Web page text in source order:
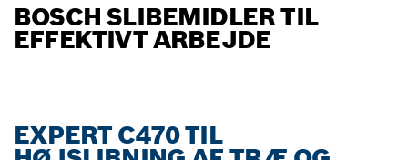
BOSCH SLIBEMIDLER TIL
EFFEKTIVT ARBEJDE
EXPERT C470 TIL